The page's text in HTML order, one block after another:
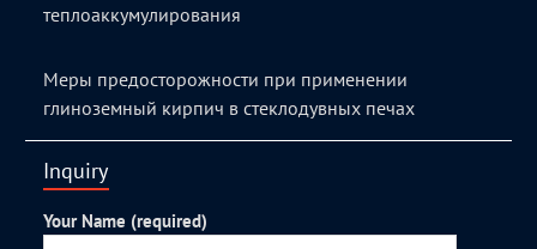
теплоаккумулирования
Меры предосторожности при применении
глиноземный кирпич в стеклодувных печах
Inquiry
Your Name (required)